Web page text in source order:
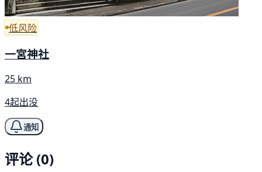
低风险
一宮神社
25 km
4起出没
通知
评论 (0)